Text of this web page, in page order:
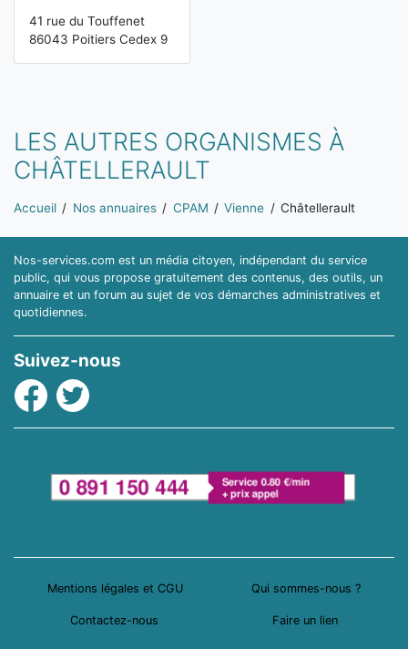
41 rue du Touffenet
86043 Poitiers Cedex 9
LES AUTRES ORGANISMES À
CHÂTELLERAULT
Vous êtes ici:
Accueil Nos annuaires CPAM Vienne Châtellerault
Nos-services.com est un média citoyen, indépendant du service
public, qui vous propose gratuitement des contenus, des outils, un
annuaire et un forum au sujet de vos démarches administratives et
quotidiennes.
Suivez-nous
Facebook
Twitter
Mentions légales et CGU Qui sommes-nous ?
Contactez-nous Faire un lien